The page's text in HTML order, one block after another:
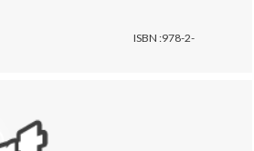
ISBN :978-2-